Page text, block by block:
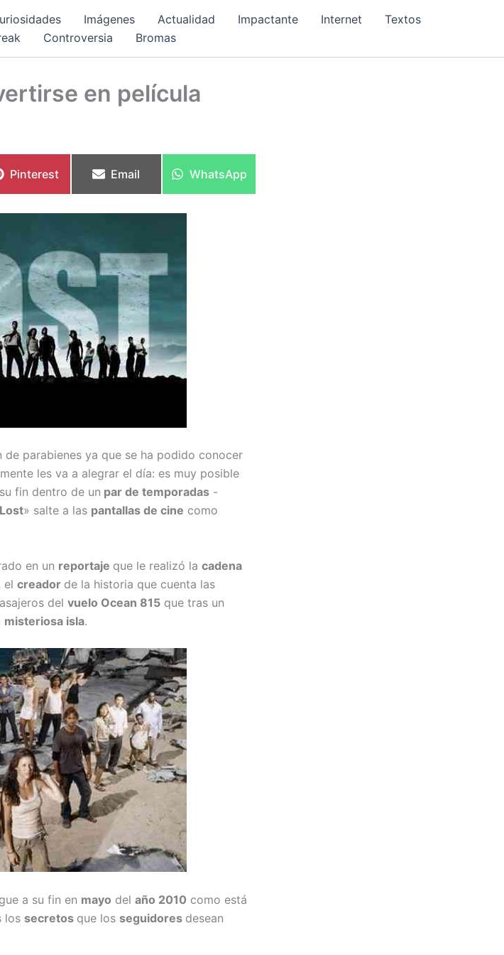
Imágenes Actualidad Impactante Internet
Textos
Controversia Bromas
en película
Compartir
Pinterest
Compartir
Email
Compartir
WhatsApp
de parabienes ya que se ha podido conocer
les va a alegrar el día: es muy posible
fin dentro de un par de temporadas -
Lost» salte a las pantallas de cine como
en un reportaje que le realizó la cadena
, el creador de la historia que cuenta las
del vuelo Ocean 815 que tras un
misteriosa isla.
a su fin en mayo del año 2010 como está
los secretos que los seguidores desean